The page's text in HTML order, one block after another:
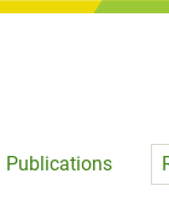
Publications